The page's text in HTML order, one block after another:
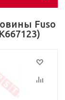
Fuso